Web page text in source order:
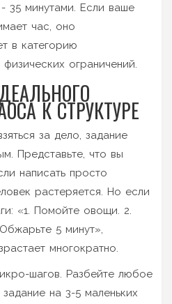
35 минутами. Если ваше
час, оно
в категорию
ограничений.
К СТРУКТУРЕ
за дело, задание
Представьте, что вы
написать просто
растеряется. Но если
«1. Помойте овощи. 2.
5 минут»,
многократно.
шагов. Разбейте любое
на 3-5 маленьких